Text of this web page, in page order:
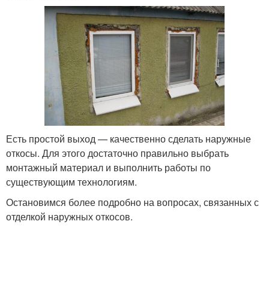
Есть простой выход — качественно сделать наружные
откосы. Для этого достаточно правильно выбрать
монтажный материал и выполнить работы по
существующим технологиям.
Остановимся более подробно на вопросах, связанных с
отделкой наружных откосов.